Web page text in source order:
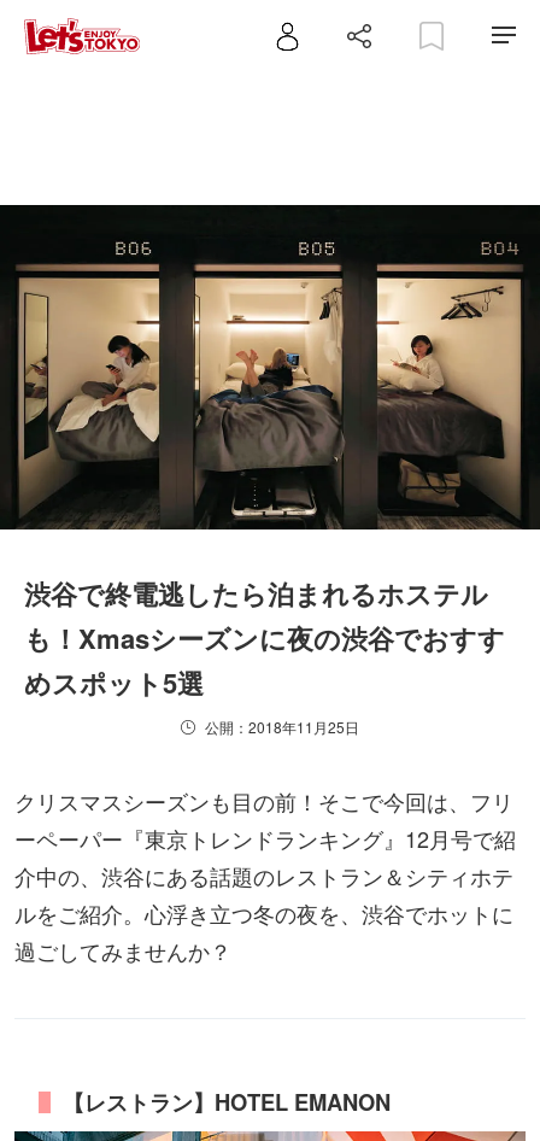
渋谷で終電逃したら泊まれるホステル
も！Xmasシーズンに夜の渋谷でおすす
めスポット5選
公開：2018年11月25日
クリスマスシーズンも目の前！そこで今回は、フリ
ーペーパー『東京トレンドランキング』12月号で紹
介中の、渋谷にある話題のレストラン＆シティホテ
ルをご紹介。心浮き立つ冬の夜を、渋谷でホットに
過ごしてみませんか？
【レストラン】HOTEL EMANON